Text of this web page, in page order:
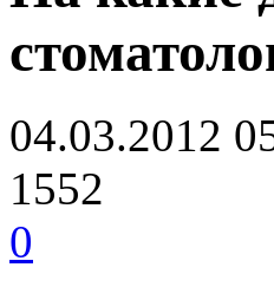
04.03.2012
1552
0